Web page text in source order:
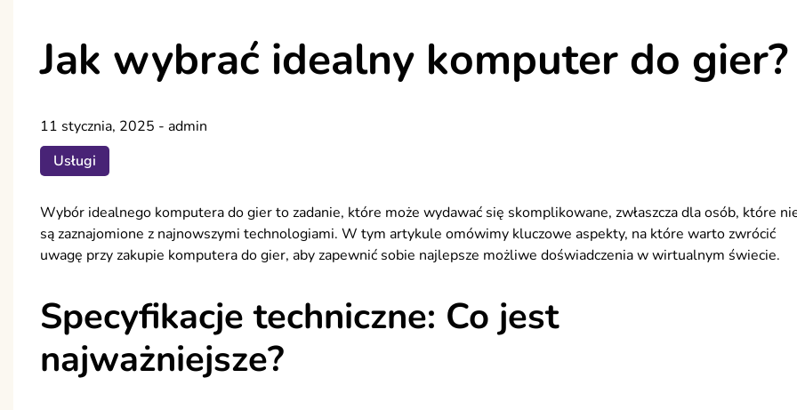
Jak wybrać idealny komputer do gier?
11 stycznia, 2025 - admin
Usługi
Wybór idealnego komputera do gier to zadanie, które może wydawać się skomplikowane, zwłaszcza dla osób, które
są zaznajomione z najnowszymi technologiami. W tym artykule omówimy kluczowe aspekty, na które warto zwrócić
uwagę przy zakupie komputera do gier, aby zapewnić sobie najlepsze możliwe doświadczenia w wirtualnym świecie.
Specyfikacje techniczne: Co jest
najważniejsze?